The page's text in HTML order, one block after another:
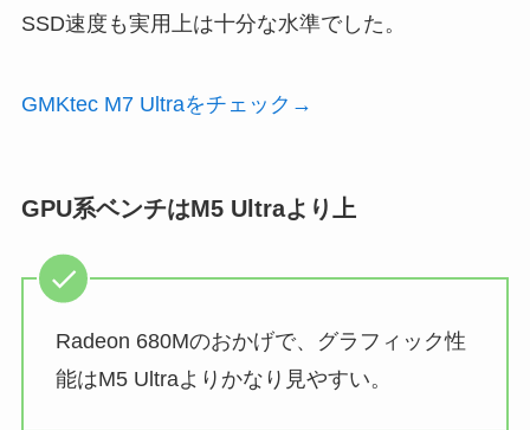
SSD速度も実用上は十分な水準でした。
GMKtec M7 Ultraをチェック→
GPU系ベンチはM5 Ultraより上
Radeon 680Mのおかげで、グラフィック性
能はM5 Ultraよりかなり見やすい。